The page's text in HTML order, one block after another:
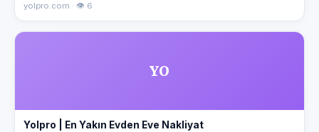
yolpro.com · 👁 6
YO
Yolpro | En Yakın Evden Eve Nakliyat